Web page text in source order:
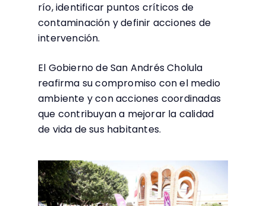
río, identificar puntos críticos de
contaminación y definir acciones de
intervención.
El Gobierno de San Andrés Cholula
reafirma su compromiso con el medio
ambiente y con acciones coordinadas
que contribuyan a mejorar la calidad
de vida de sus habitantes.